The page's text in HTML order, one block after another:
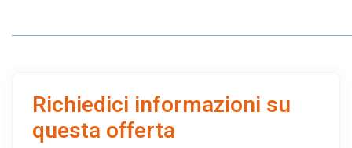
Richiedici informazioni su
questa offerta